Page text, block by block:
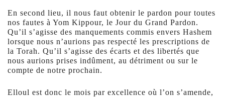
En second lieu, il nous faut obtenir le pardon pour toutes
nos fautes à Yom Kippour, le Jour du Grand Pardon.
Qu’il s’agisse des manquements commis envers Hashem
lorsque nous n’aurions pas respecté les prescriptions de
la Torah. Qu’il s’agisse des écarts et des libertés que
nous aurions prises indûment, au détriment ou sur le
compte de notre prochain.
Elloul est donc le mois par excellence où l’on s’amende,